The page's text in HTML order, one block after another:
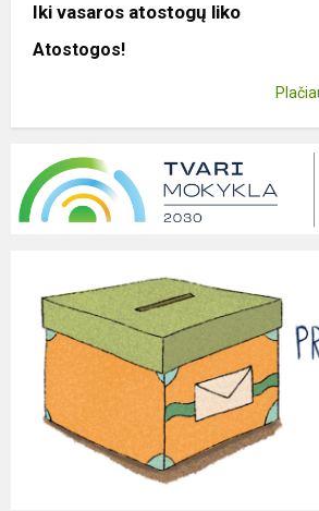
Iki vasaros atostogų liko
Atostogos!